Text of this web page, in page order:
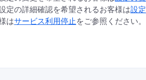
定の詳細確認を希望されるお客様は設
はサービス利用停止 をご参照ください。